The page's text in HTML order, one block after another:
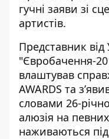
гучні заяви зі
артистів.
Представник від
"Євробачення-
влаштував
AWARDS та
словами 26-
алюзія на
наживаються